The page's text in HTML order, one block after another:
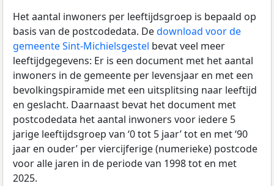
Het aantal inwoners per leeftijdsgroep is bepaald op
basis van de postcodedata. Dedownload voor de
gemeente Sint-Michielsgestel bevat veel meer
leeftijdgegevens: Er is een document met het aantal
inwoners in de gemeente per levensjaar en met een
bevolkingspiramide met een uitsplitsing naar leeftijd
en geslacht. Daarnaast bevat het document met
postcodedata het aantal inwoners voor iedere 5
jarige leeftijdsgroep van ‘0 tot 5 jaar’ tot en met ‘90
jaar en ouder’ per viercijferige (numerieke) postcode
voor alle jaren in de periode van 1998 tot en met
2025.